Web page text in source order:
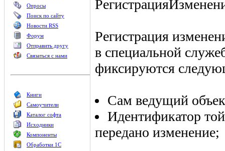
Опросы
Поиск по сайту
Новости RSS
Форум
Отправить другу
Связаться с нами
Книги
Самоучители
Каталог софта
Исходники
Компоненты
Обработки 1С
Регистрация
в специальной
фиксируются
Сам ведущий
Идентификатор
передано изменение;